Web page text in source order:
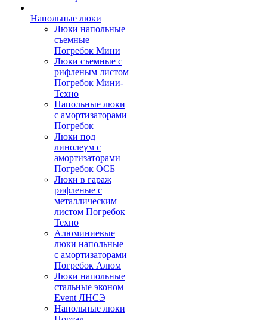
Напольные люки
Люки напольные
съемные
Погребок Мини
Люки съемные с
рифленым листом
Погребок Мини-
Техно
Напольные люки
с амортизаторами
Погребок
Люки под
линолеум с
амортизаторами
Погребок ОСБ
Люки в гараж
рифленые с
металлическим
листом Погребок
Техно
Алюминиевые
люки напольные
с амортизаторами
Погребок Алюм
Люки напольные
стальные эконом
Event ЛНСЭ
Напольные люки